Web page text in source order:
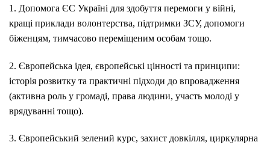
1. Допомога ЄС Україні для здобуття перемоги у війні,
кращі приклади волонтерства, підтримки ЗСУ, допомоги
біженцям, тимчасово переміщеним особам тощо.
2. Європейська ідея, європейські цінності та принципи:
історія розвитку та практичні підходи до впровадження
(активна роль у громаді, права людини, участь молоді у
врядуванні тощо).
3. Європейський зелений курс, захист довкілля, циркулярна